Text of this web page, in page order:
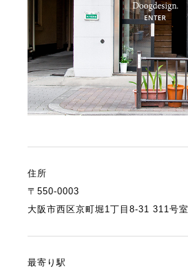
住所
〒550-0003
大阪市西区京町堀1丁目8-31 311号室
最寄り駅